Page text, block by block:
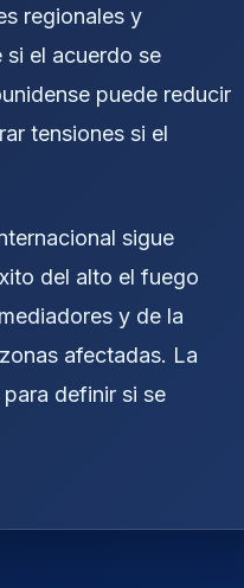
regionales y
el acuerdo se
puede reducir
tensiones si el
sigue
del alto el fuego
y de la
afectadas. La
definir si se